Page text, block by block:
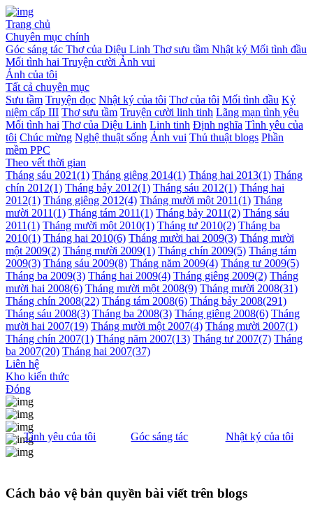
Trang chủ
Chuyên mục chính
Góc sáng tác Thơ của Diệu Linh Thơ sưu tầm Nhật ký Mối tình đầu
Mối tình hai Truyện cười Ảnh vui
Ảnh của tôi
Tất cả chuyên mục
Sưu tầm Truyện đọc Nhật ký của tôi Thơ của tôi Mối tình đầu Kỷ
niệm cấp III Thơ sưu tầm Truyện cười linh tinh Lãng mạn tình yêu
Mối tình hai Thơ của Diệu Linh Linh tinh Định nghĩa Tình yêu của
tôi Chúc mừng Nghệ thuật sống Ảnh vui Thủ thuật blogs Phần
mềm PPC
Theo vết thời gian
Tháng sáu 2021(1) Tháng giêng 2014(1) Tháng hai 2013(1) Tháng
chín 2012(1) Tháng bảy 2012(1) Tháng sáu 2012(1) Tháng hai
2012(1) Tháng giêng 2012(4) Tháng mười một 2011(1) Tháng
mười 2011(1) Tháng tám 2011(1) Tháng bảy 2011(2) Tháng sáu
2011(1) Tháng mười một 2010(1) Tháng tư 2010(2) Tháng ba
2010(1) Tháng hai 2010(6) Tháng mười hai 2009(3) Tháng mười
một 2009(2) Tháng mười 2009(1) Tháng chín 2009(5) Tháng tám
2009(3) Tháng sáu 2009(8) Tháng năm 2009(4) Tháng tư 2009(5)
Tháng ba 2009(3) Tháng hai 2009(4) Tháng giêng 2009(2) Tháng
mười hai 2008(6) Tháng mười một 2008(9) Tháng mười 2008(31)
Tháng chín 2008(22) Tháng tám 2008(6) Tháng bảy 2008(291)
Tháng sáu 2008(3) Tháng ba 2008(3) Tháng giêng 2008(6) Tháng
mười hai 2007(19) Tháng mười một 2007(4) Tháng mười 2007(1)
Tháng chín 2007(1) Tháng năm 2007(13) Tháng tư 2007(7) Tháng
ba 2007(20) Tháng hai 2007(37)
Liên hệ
Kho kiến thức
Đóng
Tình yêu của tôi Góc sáng tác Nhật ký của tôi
Cách bảo vệ bản quyền bài viết trên blogs